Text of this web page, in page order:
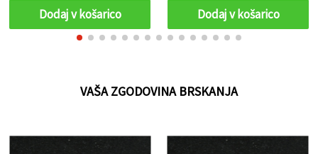
dekoracijo za zabave in
ustvarjalne DIY projekte
Dodaj v košarico Dodaj v košarico
VAŠA ZGODOVINA BRSKANJA